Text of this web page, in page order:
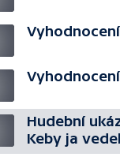
Hudební
Keby ja